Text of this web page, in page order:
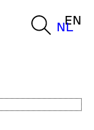
NL
EN